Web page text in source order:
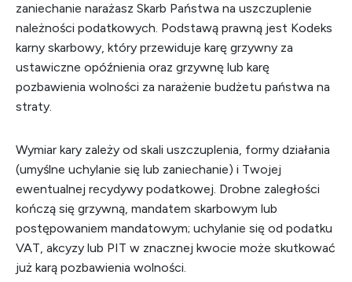
zaniechanie narażasz Skarb Państwa na uszczuplenie
należności podatkowych. Podstawą prawną jest Kodeks
karny skarbowy, który przewiduje karę grzywny za
ustawiczne opóźnienia oraz grzywnę lub karę
pozbawienia wolności za narażenie budżetu państwa na
straty.
Wymiar kary zależy od skali uszczuplenia, formy działania
(umyślne uchylanie się lub zaniechanie) i Twojej
ewentualnej recydywy podatkowej. Drobne zaległości
kończą się grzywną, mandatem skarbowym lub
postępowaniem mandatowym; uchylanie się od podatku
VAT, akcyzy lub PIT w znacznej kwocie może skutkować
już karą pozbawienia wolności.